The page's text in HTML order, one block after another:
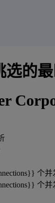
选的
个
个